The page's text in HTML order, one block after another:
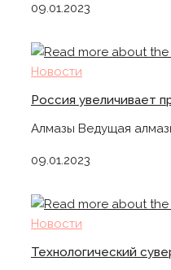
09.01.2023
Новости
Россия увеличивает
Алмазы Ведущая
09.01.2023
Новости
Технологический